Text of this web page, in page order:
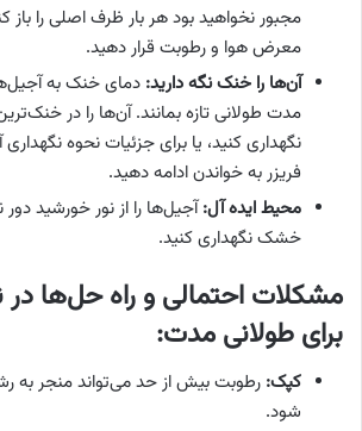
مجبور نخواهید بود هر بار ظرف اصلی را باز
معرض هوا و رطوبت قرار دهید.
آن‌ها را خنک نگه دارید: دمای خنک به
مدت طولانی تازه بمانند. آن‌ها را در
نگهداری کنید، یا برای جزئیات نحوه
فریزر به خواندن ادامه دهید.
محیط ایده آل:آجیل‌ها را از نور خورشید دور
خشک نگهداری کنید.
مشکلات احتمالی و راه حل‌ها در
برای طولانی مدت:
کپک: رطوبت بیش از حد می‌تواند منجر به
شود.